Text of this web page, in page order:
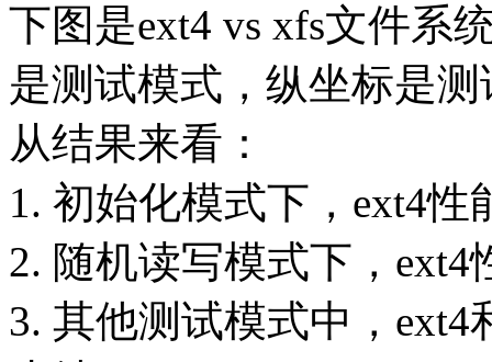
下图是ext4 vs xfs文件系
是测试模式，纵坐标是
从结果来看：
1. 初始化模式下，ext4
2. 随机读写模式下，
3. 其他测试模式中，ext4